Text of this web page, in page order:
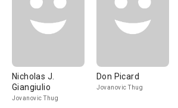
Nicholas J.
Giangiulio
Jovanovic Thug
Don Picard
Jovanovic Thug